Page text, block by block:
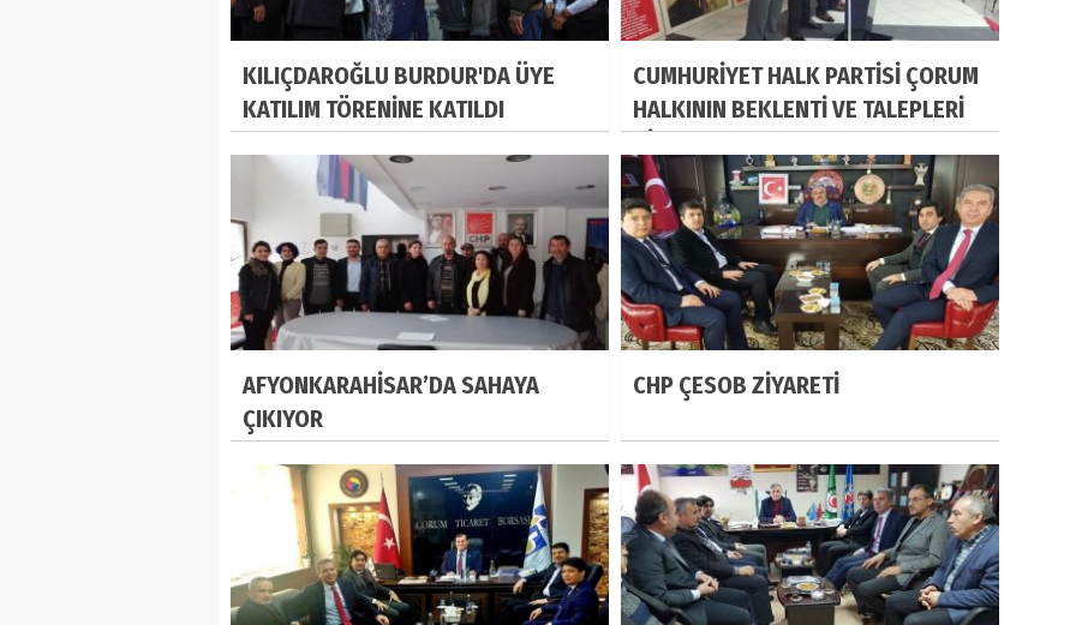
KILIÇDAROĞLU BURDUR'DA ÜYE
KATILIM TÖRENİNE KATILDI
CUMHURİYET HALK PARTİSİ ÇORUM
HALKININ BEKLENTİ VE TALEPLERİ
AFYONKARAHİSAR’DA SAHAYA
ÇIKIYOR
CHP ÇESOB ZİYARETİ